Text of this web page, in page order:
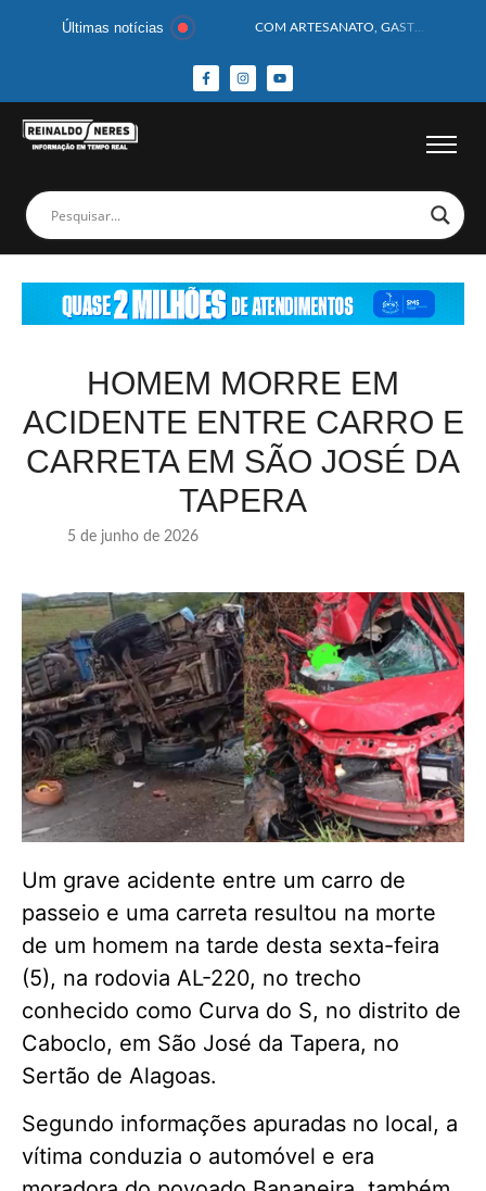
Últimas notícias
HOMEM CAI DE CACHOEIRA DE 40 METROS AO TENTAR FAZER FOTO
CORPOS DAS SEIS VÍTIMAS DE ACIDENTE COM LANCHA SÃO VELADOS; SAIBA COMO FOI
HOMEM MORRE EM
ACIDENTE ENTRE CARRO E
CARRETA EM SÃO JOSÉ DA
TAPERA
5 de junho de 2026
Um grave acidente entre um carro de
passeio e uma carreta resultou na morte
de um homem na tarde desta sexta-feira
(5), na rodovia AL-220, no trecho
conhecido como Curva do S, no distrito de
Caboclo, em São José da Tapera, no
Sertão de Alagoas.
Segundo informações apuradas no local, a
vítima conduzia o automóvel e era